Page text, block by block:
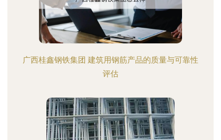
广西桂鑫钢铁集团 建筑用钢筋产品的质量与可靠性
评估